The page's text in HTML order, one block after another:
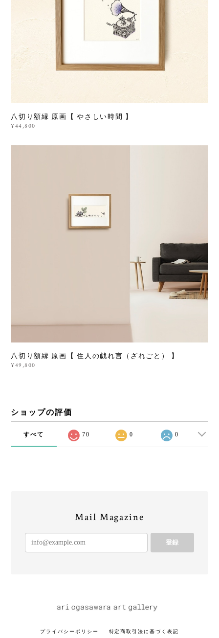
八切り額縁 原画【 やさしい時間 】
¥44,800
八切り額縁 原画【 住人の戯れ言（ざれごと） 】
¥49,800
ショップの評価
すべて 70 0 0
Mail Magazine
登録
プライバシーポリシー 特定商取引法に基づく表記